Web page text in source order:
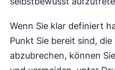
Wenn Sie klar definiert
Punkt Sie bereit sind, die
abzubrechen, können